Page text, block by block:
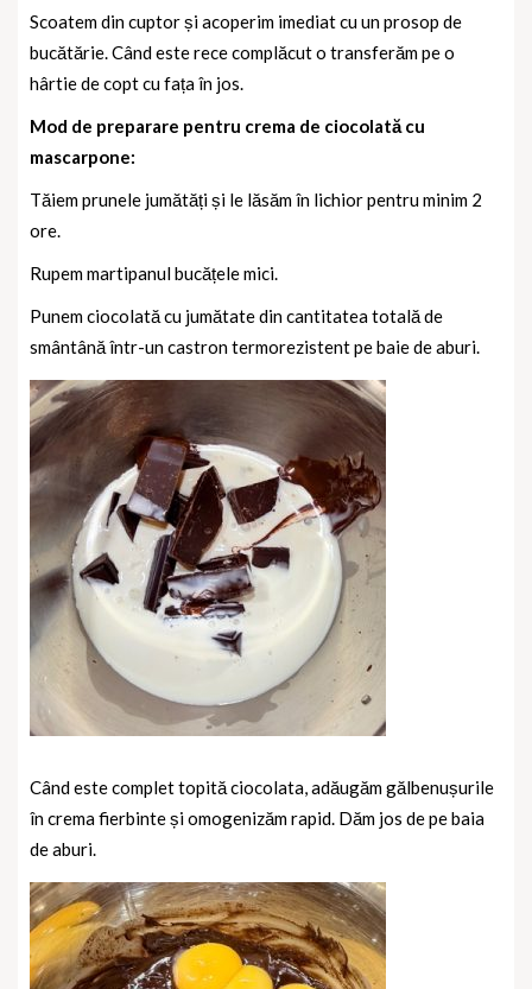
Scoatem din cuptor și acoperim imediat cu un prosop de
bucătărie. Când este rece complăcut o transferăm pe o
hârtie de copt cu fața în jos.
Mod de preparare pentru crema de ciocolată cu
mascarpone:
Tăiem prunele jumătăți și le lăsăm în lichior pentru minim 2
ore.
Rupem martipanul bucățele mici.
Punem ciocolată cu jumătate din cantitatea totală de
smântână într-un castron termorezistent pe baie de aburi.
Când este complet topită ciocolata, adăugăm gălbenușurile
în crema fierbinte și omogenizăm rapid. Dăm jos de pe baia
de aburi.